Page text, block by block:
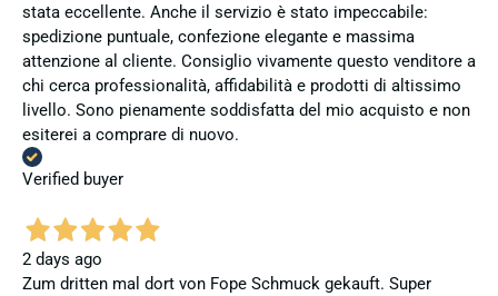
stata eccellente. Anche il servizio è stato impeccabile:
spedizione puntuale, confezione elegante e massima
attenzione al cliente. Consiglio vivamente questo venditore a
chi cerca professionalità, affidabilità e prodotti di altissimo
livello. Sono pienamente soddisfatta del mio acquisto e non
esiterei a comprare di nuovo.
Verified buyer
2 days ago
Zum dritten mal dort von Fope Schmuck gekauft. Super